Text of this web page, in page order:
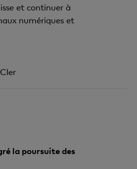
et continuer à
numériques et
la poursuite des